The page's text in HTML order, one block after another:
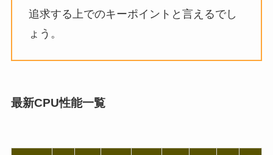
追求する上でのキーポイントと言えるでし
ょう。
最新CPU性能一覧